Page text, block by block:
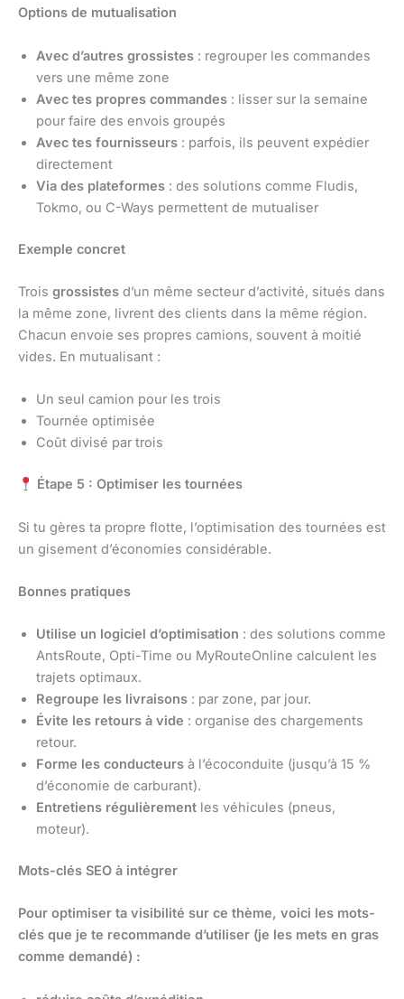
Options de mutualisation
Avec d’autres grossistes : regrouper les commandes
vers une même zone
Avec tes propres commandes : lisser sur la semaine
pour faire des envois groupés
Avec tes fournisseurs : parfois, ils peuvent expédier
directement
Via des plateformes : des solutions comme Fludis,
Tokmo, ou C-Ways permettent de mutualiser
Exemple concret
Trois grossistes d’un même secteur d’activité, situés dans
la même zone, livrent des clients dans la même région.
Chacun envoie ses propres camions, souvent à moitié
vides. En mutualisant :
Un seul camion pour les trois
Tournée optimisée
Coût divisé par trois
Étape 5 : Optimiser les tournées
Si tu gères ta propre flotte, l’optimisation des tournées est
un gisement d’économies considérable.
Bonnes pratiques
Utilise un logiciel d’optimisation : des solutions comme
AntsRoute, Opti-Time ou MyRouteOnline calculent les
trajets optimaux.
Regroupe les livraisons : par zone, par jour.
Évite les retours à vide : organise des chargements
retour.
Forme les conducteurs à l’écoconduite (jusqu’à 15 %
d’économie de carburant).
Entretiens régulièrement les véhicules (pneus,
moteur).
Mots-clés SEO à intégrer
Pour optimiser ta visibilité sur ce thème, voici les mots-
clés que je te recommande d’utiliser (je les mets en gras
comme demandé) :